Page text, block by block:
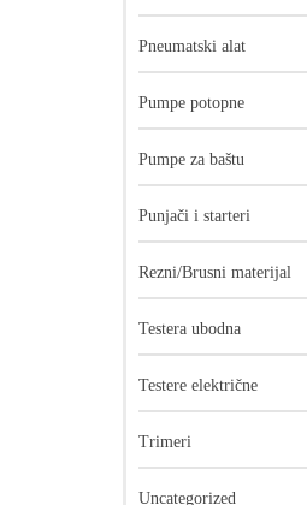
Pneumatski alat
Pumpe potopne
Pumpe za baštu
Punjači i starteri
Rezni/Brusni materijal
Testera ubodna
Testere električne
Trimeri
Uncategorized